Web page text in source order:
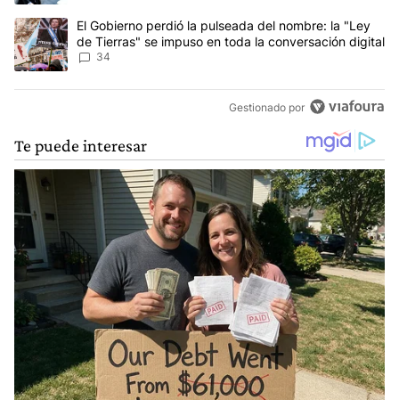
Un artículo de tendencia con el título "El Gobierno perdió la
El Gobierno perdió la pulseada del nombre: la "Ley
de Tierras" se impuso en toda la conversación digital
34
Gestionado por